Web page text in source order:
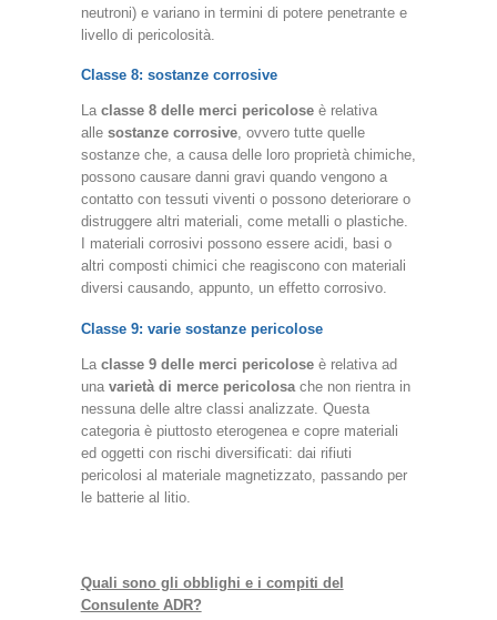
neutroni) e variano in termini di potere penetrante e
livello di pericolosità.
Classe 8: sostanze corrosive
La classe 8 delle merci pericoloseè relativa
alle sostanze corrosive, ovvero tutte quelle
sostanze che, a causa delle loro proprietà chimiche,
possono causare danni gravi quando vengono a
contatto con tessuti viventi o possono deteriorare o
distruggere altri materiali, come metalli o plastiche.
I materiali corrosivi possono essere acidi, basi o
altri composti chimici che reagiscono con materiali
diversi causando, appunto, un effetto corrosivo.
Classe 9: varie sostanze pericolose
La classe 9 delle merci pericoloseè relativa ad
una varietà di merce pericolosache non rientra in
nessuna delle altre classi analizzate. Questa
categoria è piuttosto eterogenea e copre materiali
ed oggetti con rischi diversificati: dai rifiuti
pericolosi al materiale magnetizzato, passando per
le batterie al litio.
Quali sono gli obblighi e i compiti del
Consulente ADR?